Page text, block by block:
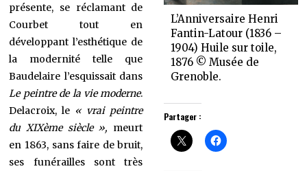
présente, se réclamant de
Courbet tout en
développant l’esthétique de
la modernité telle que
Baudelaire l’esquissait dans
Le peintre de la vie moderne.
Delacroix, le « vrai peintre
du XIXème siècle », meurt
en 1863, sans faire de bruit,
ses funérailles sont très
L’Anniversaire Henri
Fantin-Latour (1836 –
1904) Huile sur toile,
1876 © Musée de
Grenoble.
Partager :